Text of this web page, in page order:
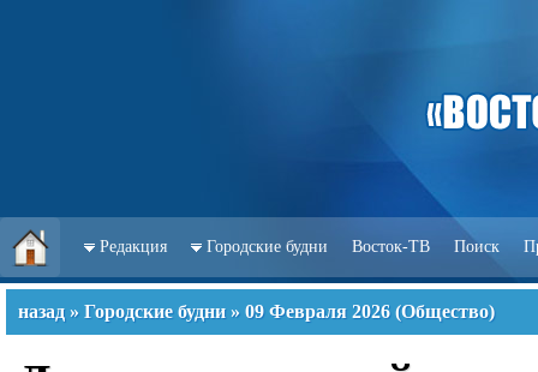
Редакция Городские будни Восток-ТВ Поиск
назад » Городские будни » 09 Февраля 2026 (Общество)